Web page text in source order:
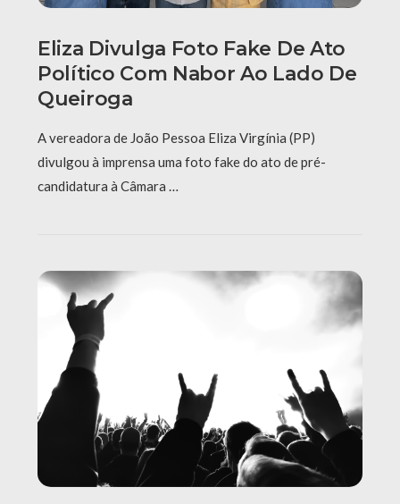
Eliza Divulga Foto Fake De Ato
Político Com Nabor Ao Lado De
Queiroga
A vereadora de João Pessoa Eliza Virgínia (PP)
divulgou à imprensa uma foto fake do ato de pré-
candidatura à Câmara …